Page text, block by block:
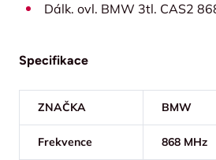
Dálk. ovl. BMW 3tl. CAS2
Specifikace
ZNAČKA BMW
Frekvence 868 MHz